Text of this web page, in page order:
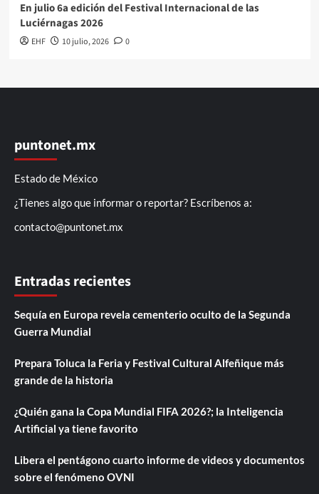
En julio 6a edición del Festival Internacional de las
Luciérnagas 2026
EHF 10 julio, 2026 0
puntonet.mx
Estado de México
¿Tienes algo que informar o reportar? Escríbenos a:
contacto@puntonet.mx
Entradas recientes
Sequía en Europa revela cementerio oculto de la Segunda
Guerra Mundial
Prepara Toluca la Feria y Festival Cultural Alfeñique más
grande de la historia
¿Quién gana la Copa Mundial FIFA 2026?; la Inteligencia
Artificial ya tiene favorito
Libera el pentágono cuarto informe de videos y documentos
sobre el fenómeno OVNI